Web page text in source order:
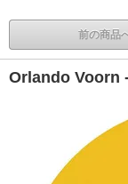
前の商品
Orlando Voorn